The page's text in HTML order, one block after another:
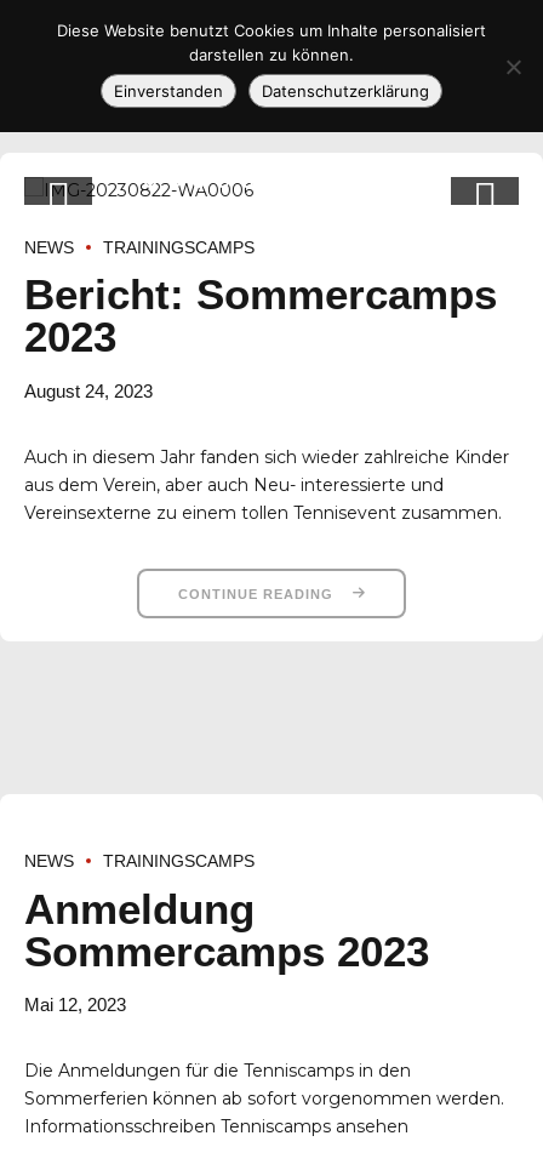
NEWS TRAININGSCAMPS
Bericht: Sommercamps
2023
August 24, 2023
Auch in diesem Jahr fanden sich wieder zahlreiche Kinder
aus dem Verein, aber auch Neu- interessierte und
Vereinsexterne zu einem tollen Tennisevent zusammen.
CONTINUE READING
NEWS TRAININGSCAMPS
Anmeldung
Sommercamps 2023
Mai 12, 2023
Die Anmeldungen für die Tenniscamps in den
Sommerferien können ab sofort vorgenommen werden.
Informationsschreiben Tenniscamps ansehen
Diese Website benutzt Cookies um Inhalte personalisiert
darstellen zu können.
Einverstanden
Datenschutzerklärung